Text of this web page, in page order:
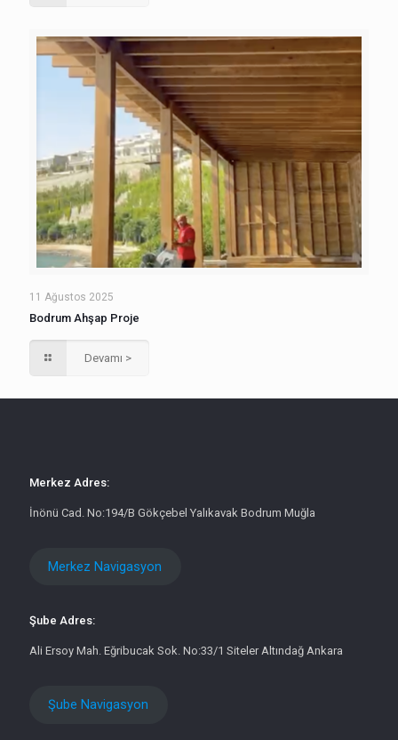
11 Ağustos 2025
Bodrum Ahşap Proje
Devamı >
Merkez Adres:
İnönü Cad. No:194/B Gökçebel Yalıkavak Bodrum Muğla
Merkez Navigasyon
Şube Adres:
Ali Ersoy Mah. Eğribucak Sok. No:33/1 Siteler Altındağ Ankara
Şube Navigasyon